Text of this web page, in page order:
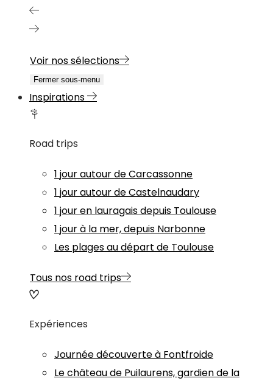
Voir nos sélections
Fermer sous-menu
Inspirations
Road trips
1 jour autour de Carcassonne
1 jour autour de Castelnaudary
1 jour en lauragais depuis Toulouse
1 jour à la mer, depuis Narbonne
Les plages au départ de Toulouse
Tous nos road trips
Expériences
Journée découverte à Fontfroide
Le château de Puilaurens, gardien de la